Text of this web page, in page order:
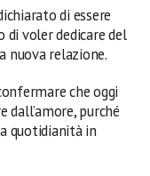
di essere
di voler dedicare del
nuova relazione.
che oggi
dall’amore, purché
quotidianità in